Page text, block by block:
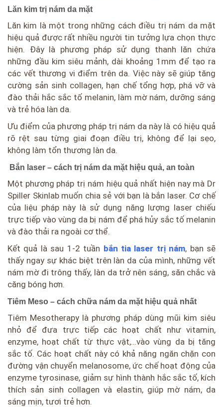
Lăn kim trị nám da mặt
Lăn kim là một trong những cách điều trị nám da mặt
hiệu quả được rất nhiều người tin tưởng lựa chọn thực
hiện. Đây là phương pháp sử dụng thanh lăn chứa
những đầu kim siêu mảnh, dài khoảng 1mm để tạo ra
các vết thương vi điểm trên da. Việc này sẽ giúp tăng
cường sản sinh collagen, hạn chế tổng hợp, phá vỡ và
đào thải hắc sắc tố melanin, làm mờ nám, dưỡng sáng
và trẻ hóa làn da.
Ưu điểm của phương pháp trị nám da này là có hiệu quả
rõ rệt sau từng giai đoạn điều trị, không để lại sẹo,
không làm tổn thương làn da.
Bắn laser – cách trị nám da mặt hiệu quả, an toàn
Một phương pháp trị nám hiệu quả nhất hiện nay mà Dr
Spiller Skinlab muốn chia sẻ với bạn là bắn laser. Cơ chế
của liệu pháp này là sử dụng năng lượng laser chiếu
trực tiếp vào vùng da bị nám để phá hủy sắc tố melanin
và đào thải ra ngoài cơ thể.
Kết quả là sau 1-2 tuần bắn tia laser trị nám, bạn sẽ
thấy ngay sự khác biệt trên làn da của mình, những vết
nám mờ đi trông thấy, làn da trở nên sáng, săn chắc và
căng bóng hơn.
Tiêm Meso – cách chữa nám da mặt hiệu quả nhất
Tiêm Mesotherapy là phương pháp dùng mũi kim siêu
nhỏ để đưa trực tiếp các hoạt chất như vitamin,
enzyme, hoạt chất từ thực vật,…vào vùng da bị tăng
sắc tố. Các hoạt chất này có khả năng ngăn chặn con
đường vận chuyển melanosome, ức chế hoạt động của
enzyme tyrosinase, giảm sự hình thành hắc sắc tố, kích
thích sản sinh collagen và elastin, giúp mờ nám, da
sáng mịn, tươi trẻ hơn.